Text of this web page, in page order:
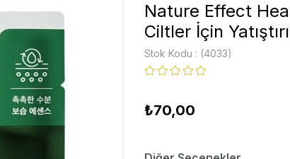
Nature Effect
Ciltler İçin
Stok Kodu (4033)
₺70,00